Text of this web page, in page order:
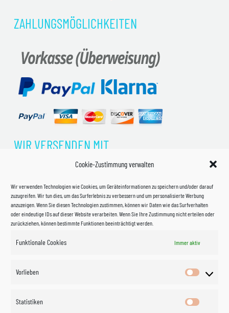
Cookie-Zustimmung verwalten
Wir verwenden Technologien wie Cookies, um Geräteinformationen zu speichern und/oder darauf
zuzugreifen. Wir tun dies, um das Surferlebnis zu verbessern und um personalisierte Werbung
anzuzeigen. Wenn Sie diesen Technologien zustimmen, können wir Daten wie das Surfverhalten
oder eindeutige IDs auf dieser Website verarbeiten. Wenn Sie Ihre Zustimmung nicht erteilen oder
zurückziehen, können bestimmte Funktionen beeinträchtigt werden.
Funktionale Cookies Immer aktiv
Vorlieben
Vorlieben
Statistiken
ZAHLUNGSMÖGLICHKEITEN
WIR VERSENDEN MIT